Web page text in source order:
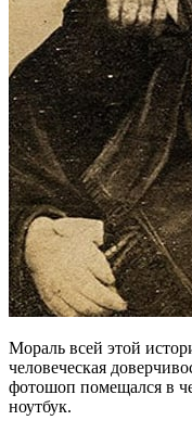
Мораль всей этой
человеческая
фотошоп помещался в
ноутбук.